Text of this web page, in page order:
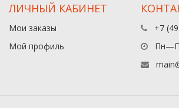
ЛИЧНЫЙ КАБИНЕТ
Мои заказы
Мой профиль
+7